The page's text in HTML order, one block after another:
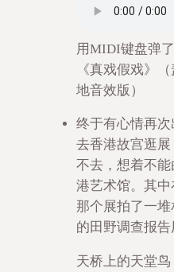
用MIDI键盘弹
《真戏假戏》
地音效版）
终于有心情再
去香港故宫逛
不去，想着不
港艺术馆。其
那个展拍了一
的田野调查报告
天桥上的天堂鸟